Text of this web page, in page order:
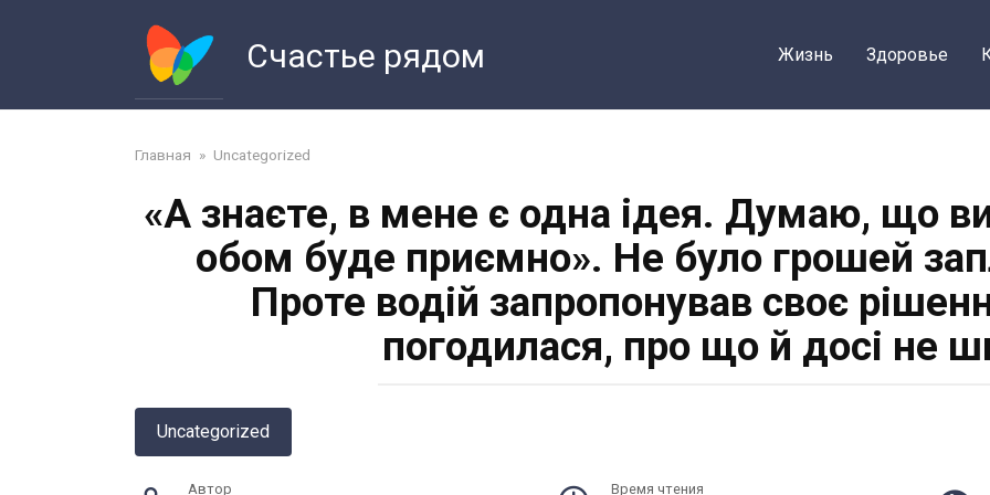
Счастье рядом Жизнь Здоровье
Главная » Uncategorized
«А знаєте, в мене є одна ідея. Думаю, що
обом буде приємно». Не було грошей
Проте водій запропонував своє
погодилася, про що й досі не
Uncategorized
Автор Время чтения